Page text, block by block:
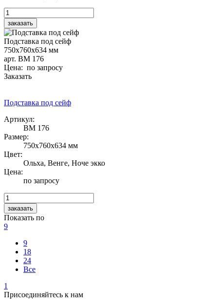
Подставка под сейф
750х760х634 мм
арт. ВМ 176
Цена: по запросу
Заказать
Подставка под сейф
Артикул:
ВМ 176
Размер:
750х760х634 мм
Цвет:
Ольха, Венге, Ноче экко
Цена:
по запросу
Показать по
9
9
18
24
Все
1
Присоединяйтесь к нам